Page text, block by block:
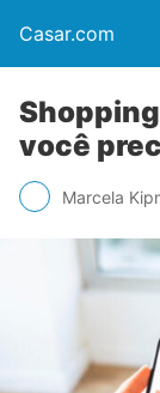
Casar.com
você
Marcela